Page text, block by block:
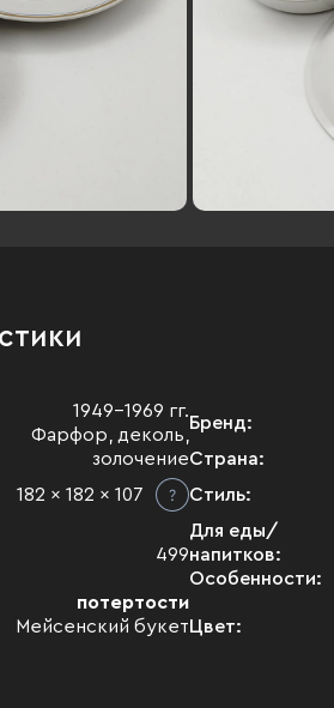
1949-1969 гг.
Фарфор, деколь,
золочение
182 x 182 x 107
499
потертости
Мейсенский букет
Бренд:
Страна:
Стиль:
Для еды/
напитков:
Особенности:
Цвет: